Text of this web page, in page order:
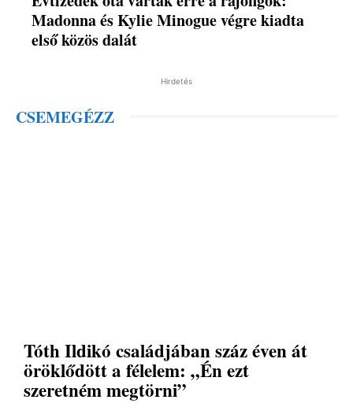
Madonna és Kylie Minogue végre kiadta
első közös dalát
Hirdetés
CSEMEGÉZZ
Tóth Ildikó családjában száz éven át
öröklődött a félelem: „Én ezt
szeretném megtörni”